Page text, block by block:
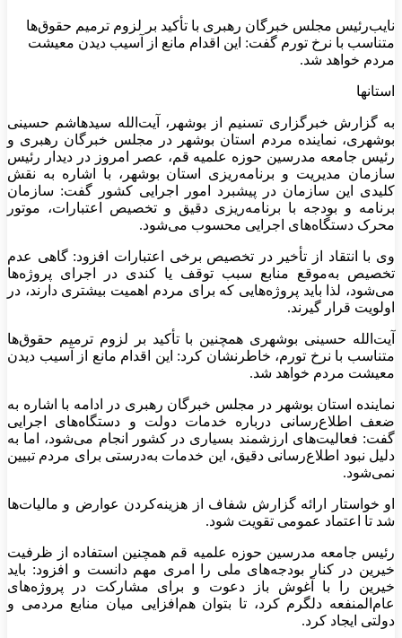
نایب‌رئیس مجلس خبرگان رهبری با تأکید بر لزوم ترمیم حقوق‌ها
متناسب با نرخ تورم گفت: این اقدام مانع از آسیب دیدن معیشت
مردم خواهد شد.
استانها
به گزارش خبرگزاری تسنیم از بوشهر، آیت‌الله سیدهاشم حسینی
بوشهری، نماینده مردم استان بوشهر در مجلس خبرگان رهبری و
رئیس جامعه مدرسین حوزه علمیه قم، عصر امروز در دیدار رئیس
سازمان مدیریت و برنامه‌ریزی استان بوشهر، با اشاره به نقش
کلیدی این سازمان در پیشبرد امور اجرایی کشور گفت: سازمان
برنامه و بودجه با برنامه‌ریزی دقیق و تخصیص اعتبارات، موتور
محرک دستگاه‌های اجرایی محسوب می‌شود.
وی با انتقاد از تأخیر در تخصیص برخی اعتبارات افزود: گاهی عدم
تخصیص به‌موقع منابع سبب توقف یا کندی در اجرای پروژه‌ها
می‌شود، لذا باید پروژه‌هایی که برای مردم اهمیت بیشتری دارند، در
اولویت قرار گیرند.
آیت‌الله حسینی بوشهری همچنین با تأکید بر لزوم ترمیم حقوق‌ها
متناسب با نرخ تورم، خاطرنشان کرد: این اقدام مانع از آسیب دیدن
معیشت مردم خواهد شد.
نماینده استان بوشهر در مجلس خبرگان رهبری در ادامه با اشاره به
ضعف اطلاع‌رسانی درباره خدمات دولت و دستگاه‌های اجرایی
گفت: فعالیت‌های ارزشمند بسیاری در کشور انجام می‌شود، اما به
دلیل نبود اطلاع‌رسانی دقیق، این خدمات به‌درستی برای مردم تبیین
نمی‌شود.
او خواستار ارائه گزارش شفاف از هزینه‌کردن عوارض و مالیات‌ها
شد تا اعتماد عمومی تقویت شود.
رئیس جامعه مدرسین حوزه علمیه قم همچنین استفاده از ظرفیت
خیرین در کنار بودجه‌های ملی را امری مهم دانست و افزود: باید
خیرین را با آغوش باز دعوت و برای مشارکت در پروژه‌های
عام‌المنفعه دلگرم کرد، تا بتوان هم‌افزایی میان منابع مردمی و
دولتی ایجاد کرد.